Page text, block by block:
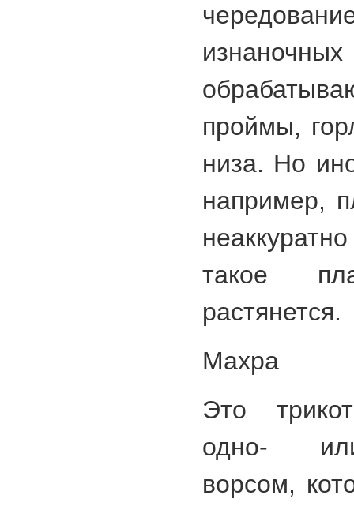
проймы,
низа. Но
например,
такое
растянется.
Махра
Это
одно-
ворсом,